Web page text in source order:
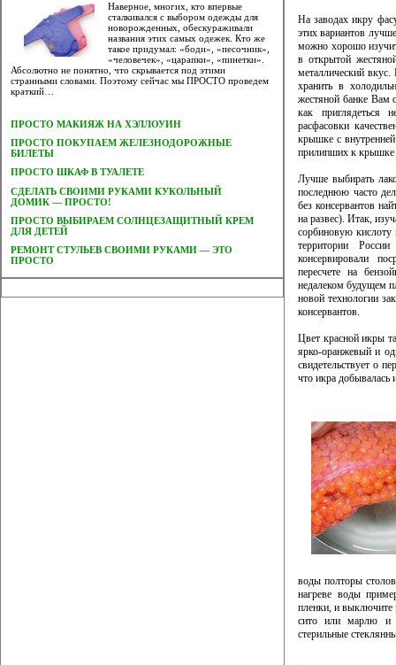
Наверное, многих, кто впервые
сталкивался с выбором одежды для
новорожденных, обескураживали
названия этих самых одежек. Кто же
такое придумал: «боди», «песочник»,
«человечек», «царапки», «пинетки».
Абсолютно не понятно, что скрывается под этими
странными словами. Поэтому сейчас мы ПРОСТО проведем
краткий…
ПРОСТО МАКИЯЖ НА ХЭЛЛОУИН
ПРОСТО ПОКУПАЕМ ЖЕЛЕЗНОДОРОЖНЫЕ
БИЛЕТЫ
ПРОСТО ШКАФ В ТУАЛЕТЕ
CДЕЛАТЬ СВОИМИ РУКАМИ КУКОЛЬНЫЙ
ДОМИК — ПРОСТО!
ПРОСТО ВЫБИРАЕМ СОЛНЦЕЗАЩИТНЫЙ КРЕМ
ДЛЯ ДЕТЕЙ
РЕМОНТ СТУЛЬЕВ СВОИМИ РУКАМИ — ЭТО
ПРОСТО
На заводах икру
этих вариантов
можно хорошо
в открытой
металлический
хранить в
жестяной банке Вам
как приглядеться
расфасовки
крышке с
прилипших к крышке
Лучше выбирать
последнюю часто
без консервантов
на развес). Итак,
сорбиновую
территории
консервировали
пересчете на
недалеком будущем
новой технологии
консервантов.
Цвет красной икры
ярко-оранжевый и
свидетельствует о
что икра добывалась
воды полторы
нагреве воды
пленки, и выключите
сито или марлю и
стерильные